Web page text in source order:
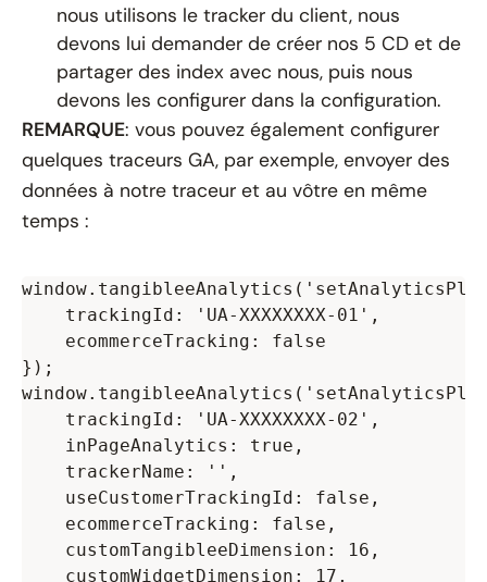
nous utilisons le tracker du client, nous
devons lui demander de créer nos 5 CD et de
partager des index avec nous, puis nous
devons les configurer dans la configuration.
REMARQUE: vous pouvez également configurer
quelques traceurs GA, par exemple, envoyer des
données à notre traceur et au vôtre en même
temps :
    trackingId: 'UA-XXXXXXXX-01',
    ecommerceTracking: false
});
    trackingId: 'UA-XXXXXXXX-02',
    inPageAnalytics: true,
    trackerName: '',
    useCustomerTrackingId: false,
    ecommerceTracking: false,
    customTangibleeDimension: 16,
    customWidgetDimension: 17,